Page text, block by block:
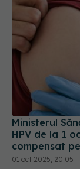
Ministerul
HPV de la 1
compensat
01 oct 2025, 20:05